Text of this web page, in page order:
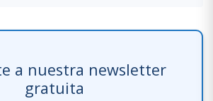
a nuestra newsletter
gratuita